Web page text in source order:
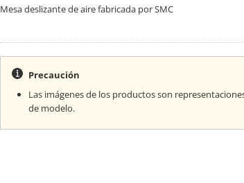
Mesa deslizante de aire fabricada por SMC
· Diseño sencillo y que ahorra espacio, sin ninguna guía
· Hay una amplia variedad disponible desde ⌀10 hasta ⌀100
Precaución
Las imágenes de los productos son
de modelo.